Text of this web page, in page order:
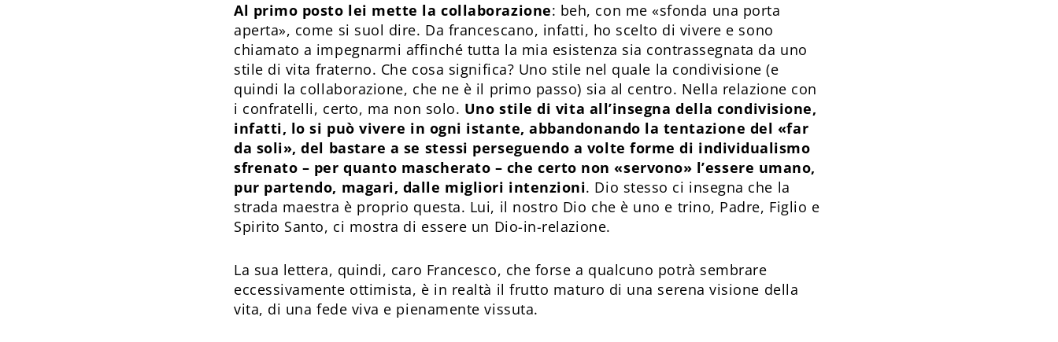
Al primo posto lei mette la collaborazione: beh, con me «sfonda una porta
aperta», come si suol dire. Da francescano, infatti, ho scelto di vivere e sono
chiamato a impegnarmi affinché tutta la mia esistenza sia contrassegnata da uno
stile di vita fraterno. Che cosa significa? Uno stile nel quale la condivisione (e
quindi la collaborazione, che ne è il primo passo) sia al centro. Nella relazione con
i confratelli, certo, ma non solo. Uno stile di vita all’insegna della condivisione,
infatti, lo si può vivere in ogni istante, abbandonando la tentazione del «far
da soli», del bastare a se stessi perseguendo a volte forme di individualismo
sfrenato – per quanto mascherato – che certo non «servono» l’essere umano,
pur partendo, magari, dalle migliori intenzioni. Dio stesso ci insegna che la
strada maestra è proprio questa. Lui, il nostro Dio che è uno e trino, Padre, Figlio e
Spirito Santo, ci mostra di essere un Dio-in-relazione.
La sua lettera, quindi, caro Francesco, che forse a qualcuno potrà sembrare
eccessivamente ottimista, è in realtà il frutto maturo di una serena visione della
vita, di una fede viva e pienamente vissuta.